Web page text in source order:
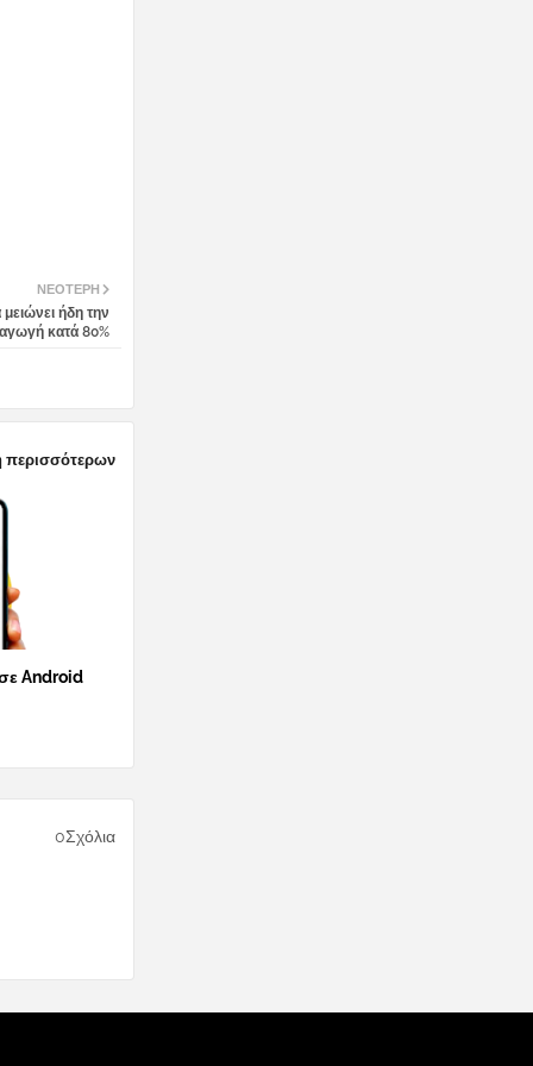
ΝΕΌΤΕΡΗ
ήδη την
κατά 80%
περισσότερων
Android
0Σχόλια